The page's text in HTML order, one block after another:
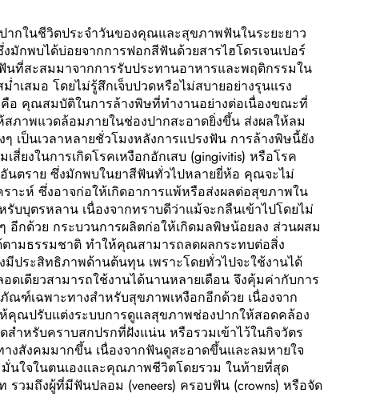
ากในชีวิตประจำวันของคุณและสุขภาพฟันในระยะยาว
กพบได้บ่อยจากการฟอกสีฟันด้วยสารไฮโดรเจนเปอร์
ที่สะสมมาจากการรับประทานอาหารและพฤติกรรมใน
สมอ โดยไม่รู้สึกเจ็บปวดหรือไม่สบายอย่างรุนแรง
คุณสมบัติในการล้างพิษที่ทำงานอย่างต่อเนื่องขณะที่
าพแวดล้อมภายในช่องปากสะอาดยิ่งขึ้น ส่งผลให้ลม
ป็นเวลาหลายชั่วโมงหลังการแปรงฟัน การล้างพิษนี้ยัง
ยงในการเกิดโรคเหงือกอักเสบ (gingivitis) หรือโรค
อันตราย ซึ่งมักพบในยาสีฟันทั่วไปหลายยี่ห้อ คุณจะไม่
ราะห์ ซึ่งอาจก่อให้เกิดอาการแพ้หรือส่งผลต่อสุขภาพใน
บบุตรหลาน เนื่องจากทราบดีว่าแม้จะกลืนเข้าไปโดยไม่
อีกด้วย กระบวนการผลิตก่อให้เกิดมลพิษน้อยลง ส่วนผสม
ามธรรมชาติ ทำให้คุณสามารถลดผลกระทบต่อสิ่ง
ประสิทธิภาพด้านต้นทุน เพราะโดยทั่วไปจะใช้งานได้
เดียวสามารถใช้งานได้นานหลายเดือน จึงคุ้มค่ากับการ
เฉพาะทางสำหรับสุขภาพเหงือกอีกด้วย เนื่องจาก
ณปรับแต่งระบบการดูแลสุขภาพช่องปากให้สอดคล้อง
ำหรับคราบสกปรกที่ฝังแน่น หรือรวมเข้าไว้ในกิจวัตร
งสังคมมากขึ้น เนื่องจากฟันดูสะอาดขึ้นและลมหายใจ
นใจในตนเองและคุณภาพชีวิตโดยรวม ในท้ายที่สุด
มถึงผู้ที่มีฟันปลอม (veneers) ครอบฟัน (crowns) หรือจัด